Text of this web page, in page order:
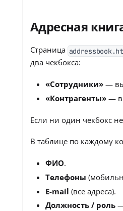
Адресная
Страница
два чекбокса:
«Сотрудники» —
«Контрагенты» —
Если ни один чекбокс
В таблице по каждому
ФИО.
Телефоны
E-mail (все адреса).
Должность / роль